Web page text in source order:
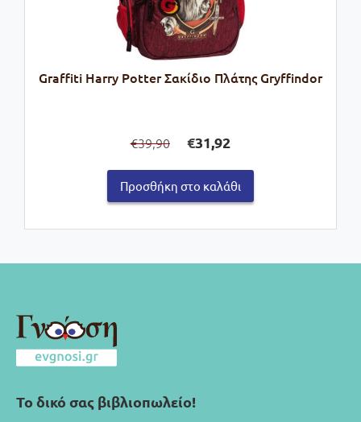
Graffiti Harry Potter Σακίδιο Πλάτης Gryffindor
€39,90
price
was:
€39,90.
€31,92τρέχουσα
τιμή
είναι:
€31,92.
Προσθήκη στο καλάθι
Το δικό σας βιβλιοπωλείο!